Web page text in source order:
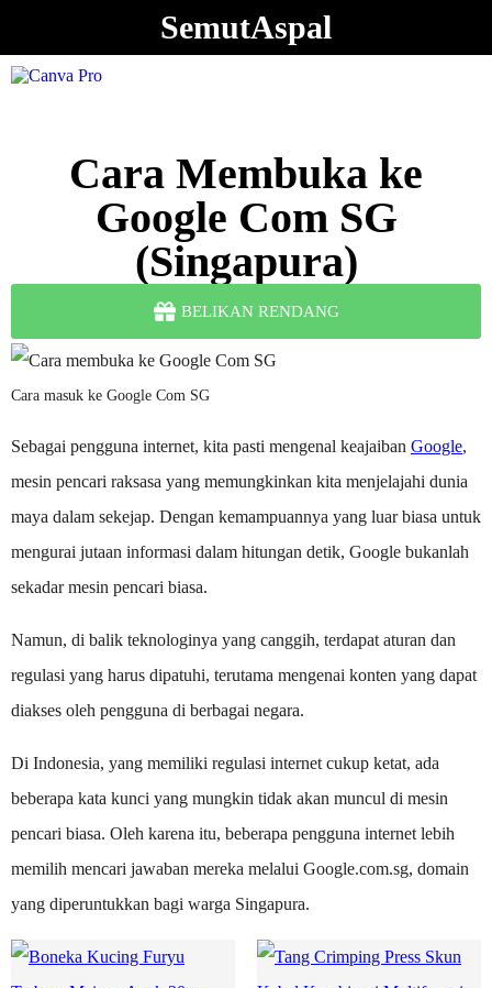
SemutAspal
Cara Membuka ke
Google Com SG
(Singapura)
BELIKAN RENDANG
Cara masuk ke Google Com SG
Sebagai pengguna internet, kita pasti mengenal keajaiban Google,
mesin pencari raksasa yang memungkinkan kita menjelajahi dunia
maya dalam sekejap. Dengan kemampuannya yang luar biasa untuk
mengurai jutaan informasi dalam hitungan detik, Google bukanlah
sekadar mesin pencari biasa.
Namun, di balik teknologinya yang canggih, terdapat aturan dan
regulasi yang harus dipatuhi, terutama mengenai konten yang dapat
diakses oleh pengguna di berbagai negara.
Di Indonesia, yang memiliki regulasi internet cukup ketat, ada
beberapa kata kunci yang mungkin tidak akan muncul di mesin
pencari biasa. Oleh karena itu, beberapa pengguna internet lebih
memilih mencari jawaban mereka melalui Google.com.sg, domain
yang diperuntukkan bagi warga Singapura.